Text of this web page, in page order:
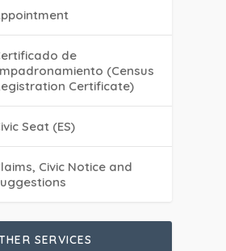
de
(Census
Certificate)
Seat (ES)
Civic Notice and
SERVICES